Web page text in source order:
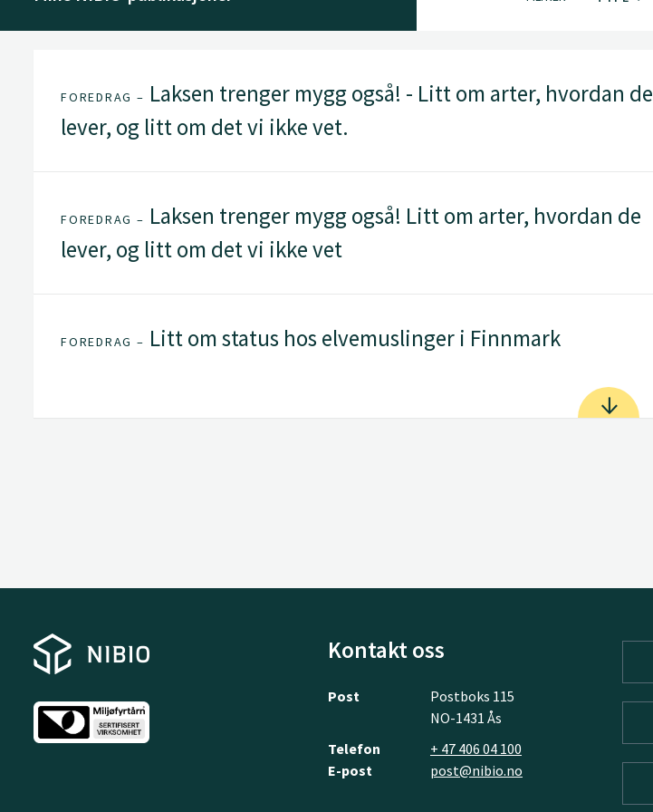
FOREDRAG – Laksen trenger mygg også! - Litt om arter, hvordan de
lever, og litt om det vi ikke vet.
FOREDRAG – Laksen trenger mygg også! Litt om arter, hvordan de
lever, og litt om det vi ikke vet
FOREDRAG – Litt om status hos elvemuslinger i Finnmark
Kontakt oss
Post
Postboks 115
NO-1431 Ås
Telefon
+ 47 406 04 100
E-post
post@nibio.no